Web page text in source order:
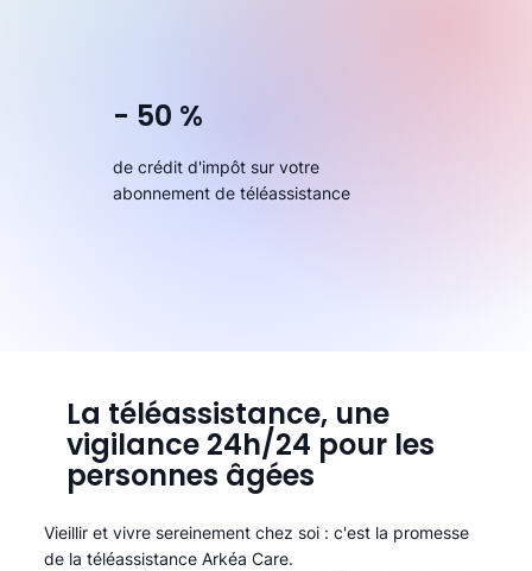
- 50 %
de crédit d'impôt sur votre
abonnement de téléassistance
La téléassistance, une
vigilance 24h/24 pour les
personnes âgées
Vieillir et vivre sereinement chez soi : c'est la promesse
de la téléassistance Arkéa Care.